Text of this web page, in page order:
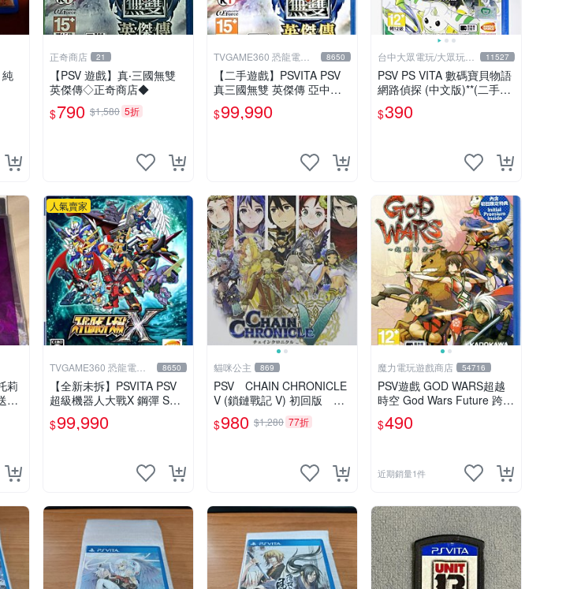
正奇商店 21
【PSV 遊戲】真‧三國無雙
英傑傳◇正奇商店◆
$790 $1,580 5折
TVGAME360 恐龍電玩- 8650
【二手遊戲】PSVITA PSV
真三國無雙 英傑傳 亞中文
版【台中恐龍電玩】
$99,990
台中大眾電玩/大眾玩具
店
11527
PSV PS VITA 數碼寶貝物語
網路偵探 (中文版)**(二手商
品)【台中大眾電玩】
$390
莉
塑
托
人氣賣家
TVGAME360 恐龍電玩- 8650
【全新未拆】PSVITA PSV
超級機器人大戰X 鋼彈 SUP
ER ROBOT WARS X 中文
版【台中恐龍電玩】
$99,990
貓咪公主 869
PSV CHAIN CHRONICLE
V (鎖鏈戰記 V) 初回版 純
日版 全新品
$980 $1,280 77折
魔力電玩遊戲商店 54716
PSV遊戲 GOD WARS超越
時空 God Wars Future 跨越
時空 中文亞版【板橋魔力】
$490
近期銷量1件